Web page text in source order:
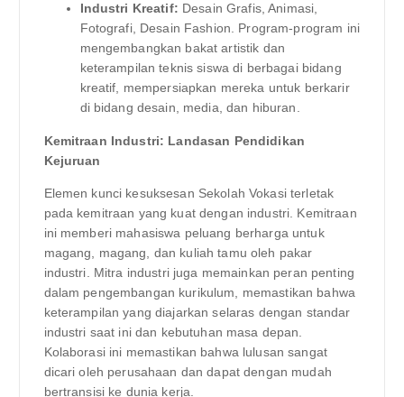
Industri Kreatif: Desain Grafis, Animasi,
Fotografi, Desain Fashion. Program-program ini
mengembangkan bakat artistik dan
keterampilan teknis siswa di berbagai bidang
kreatif, mempersiapkan mereka untuk berkarir
di bidang desain, media, dan hiburan.
Kemitraan Industri: Landasan Pendidikan
Kejuruan
Elemen kunci kesuksesan Sekolah Vokasi terletak
pada kemitraan yang kuat dengan industri. Kemitraan
ini memberi mahasiswa peluang berharga untuk
magang, magang, dan kuliah tamu oleh pakar
industri. Mitra industri juga memainkan peran penting
dalam pengembangan kurikulum, memastikan bahwa
keterampilan yang diajarkan selaras dengan standar
industri saat ini dan kebutuhan masa depan.
Kolaborasi ini memastikan bahwa lulusan sangat
dicari oleh perusahaan dan dapat dengan mudah
bertransisi ke dunia kerja.